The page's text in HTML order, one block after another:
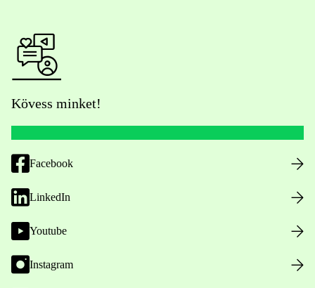
Kövess minket!
Facebook
LinkedIn
Youtube
Instagram